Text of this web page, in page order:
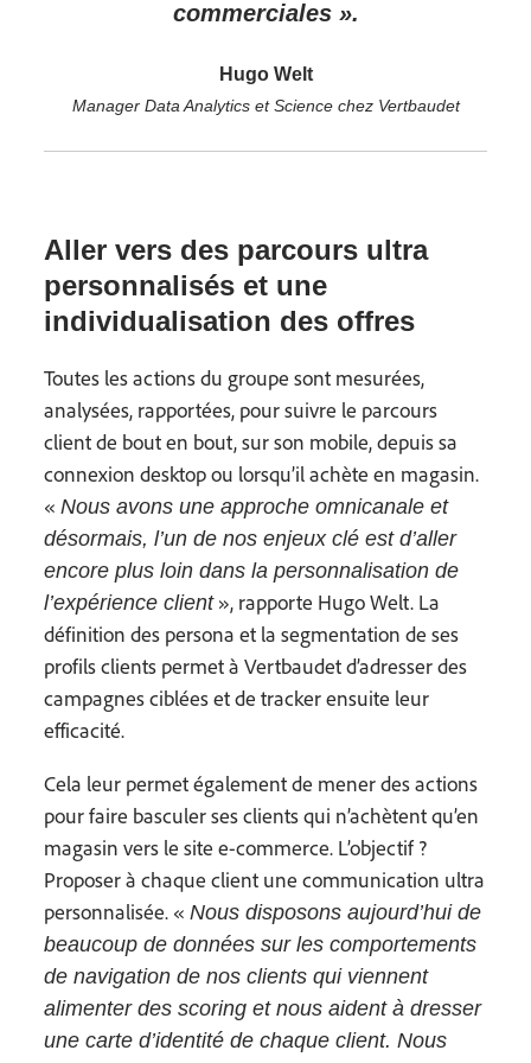
commerciales ».
Hugo Welt
Manager Data Analytics et Science chez Vertbaudet
Aller vers des parcours ultra
personnalisés et une
individualisation des offres
Toutes les actions du groupe sont mesurées,
analysées, rapportées, pour suivre le parcours
client de bout en bout, sur son mobile, depuis sa
connexion desktop ou lorsqu’il achète en magasin.
«Nous avons une approche omnicanale et
désormais, l’un de nos enjeux clé est d’aller
encore plus loin dans la personnalisation de
l’expérience client», rapporte Hugo Welt. La
définition des persona et la segmentation de ses
profils clients permet à Vertbaudet d’adresser des
campagnes ciblées et de tracker ensuite leur
efficacité.
Cela leur permet également de mener des actions
pour faire basculer ses clients qui n’achètent qu’en
magasin vers le site e-commerce. L’objectif ?
Proposer à chaque client une communication ultra
personnalisée. «Nous disposons aujourd’hui de
beaucoup de données sur les comportements
de navigation de nos clients qui viennent
alimenter des scoring et nous aident à dresser
une carte d’identité de chaque client. Nous